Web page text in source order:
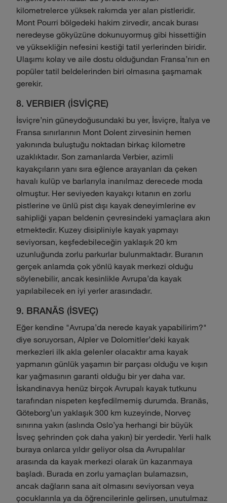
kilometrelerce yüksek rakımda yer alan pistleridir.
Mont Pourri bölgedeki hakim zirvedir, ancak burası
neredeyse gökyüzüne dokunuyormuş gibi hissettiğin
ve yüksekliğin nefesini kestiği tatil yerlerinden biridir.
Ulaşımı kolay ve aile dostu olduğundan Fransa'nın en
popüler tatil beldelerinden biri olmasına şaşmamak
gerekir.
8. VERBIER (İSVİÇRE)
İsviçre'nin güneydoğusundaki bu yer, İsviçre, İtalya ve
Fransa sınırlarının Mont Dolent zirvesinin hemen
yakınında buluştuğu noktadan birkaç kilometre
uzaklıktadır. Son zamanlarda Verbier, azimli
kayakçıların yanı sıra eğlence arayanları da çeken
havalı kulüp ve barlarıyla inanılmaz derecede moda
olmuştur. Her seviyeden kayakçı kıtanın en zorlu
pistlerine ve ünlü pist dışı kayak deneyimlerine ev
sahipliği yapan beldenin çevresindeki yamaçlara akın
etmektedir. Kuzey disipliniyle kayak yapmayı
seviyorsan, keşfedebileceğin yaklaşık 20 km
uzunluğunda zorlu parkurlar bulunmaktadır. Buranın
gerçek anlamda çok yönlü kayak merkezi olduğu
söylenebilir, ancak kesinlikle Avrupa'da kayak
yapılabilecek en iyi yerler arasındadır.
9. BRANÄS (İSVEÇ)
Eğer kendine "Avrupa'da nerede kayak yapabilirim?"
diye soruyorsan, Alpler ve Dolomitler'deki kayak
merkezleri ilk akla gelenler olacaktır ama kayak
yapmanın günlük yaşamın bir parçası olduğu ve kışın
kar yağmasının garanti olduğu bir yer daha var.
İskandinavya henüz birçok Avrupalı kayak tutkunu
tarafından nispeten keşfedilmemiş durumda. Branäs,
Göteborg'un yaklaşık 300 km kuzeyinde, Norveç
sınırına yakın (aslında Oslo'ya herhangi bir büyük
İsveç şehrinden çok daha yakın) bir yerdedir. Yerli halk
buraya onlarca yıldır geliyor olsa da Avrupalılar
arasında da kayak merkezi olarak ün kazanmaya
başladı. Burada en zorlu yamaçları bulamazsın,
ancak dağların sana ait olmasını seviyorsan veya
çocuklarınla ya da öğrencilerinle gelirsen, unutulmaz